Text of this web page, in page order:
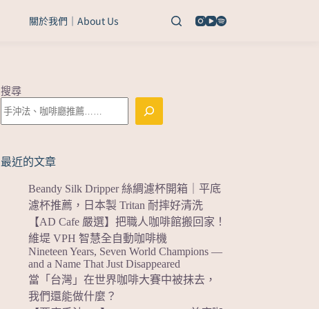
關於我們｜About Us
搜尋
最近的文章
Beandy Silk Dripper 絲綢濾杯開箱｜平底
濾杯推薦，日本製 Tritan 耐摔好清洗
【AD Cafe 嚴選】把職人咖啡館搬回家！
維堤 VPH 智慧全自動咖啡機
Nineteen Years, Seven World Champions —
and a Name That Just Disappeared
當「台灣」在世界咖啡大賽中被抹去，
我們還能做什麼？